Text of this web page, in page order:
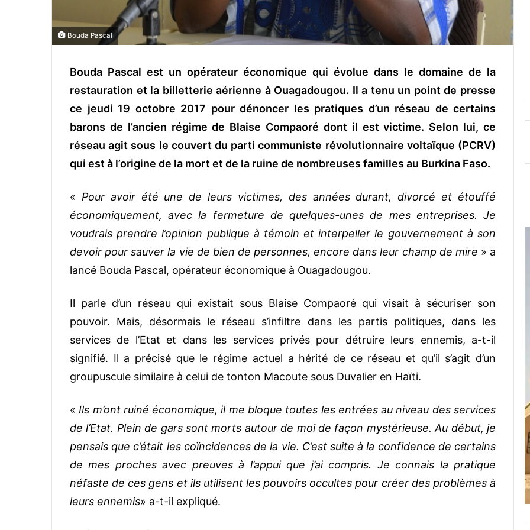
Bouda Pascal
Bouda Pascal est un opérateur économique qui évolue dans le domaine de la
restauration et la billetterie aérienne à Ouagadougou. Il a tenu un point de presse
ce jeudi 19 octobre 2017 pour dénoncer les pratiques d’un réseau de certains
barons de l’ancien régime de Blaise Compaoré dont il est victime. Selon lui, ce
réseau agit sous le couvert du parti communiste révolutionnaire voltaïque (PCRV)
qui est à l’origine de la mort et de la ruine de nombreuses familles au Burkina Faso.
« Pour avoir été une de leurs victimes, des années durant, divorcé et étouffé
économiquement, avec la fermeture de quelques-unes de mes entreprises. Je
voudrais prendre l’opinion publique à témoin et interpeller le gouvernement à son
devoir pour sauver la vie de bien de personnes, encore dans leur champ de mire » a
lancé Bouda Pascal, opérateur économique à Ouagadougou.
Il parle d’un réseau qui existait sous Blaise Compaoré qui visait à sécuriser son
pouvoir. Mais, désormais le réseau s’infiltre dans les partis politiques, dans les
services de l’Etat et dans les services privés pour détruire leurs ennemis, a-t-il
signifié. Il a précisé que le régime actuel a hérité de ce réseau et qu’il s’agit d’un
groupuscule similaire à celui de tonton Macoute sous Duvalier en Haïti.
« Ils m’ont ruiné économique, il me bloque toutes les entrées au niveau des services
de l’Etat. Plein de gars sont morts autour de moi de façon mystérieuse. Au début, je
pensais que c’était les coïncidences de la vie. C’est suite à la confidence de certains
de mes proches avec preuves à l’appui que j’ai compris. Je connais la pratique
néfaste de ces gens et ils utilisent les pouvoirs occultes pour créer des problèmes à
leurs ennemis» a-t-il expliqué.